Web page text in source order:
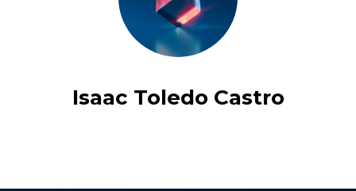
Isaac Toledo Castro